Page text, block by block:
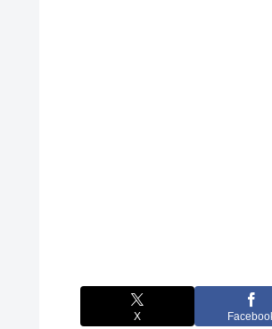
X